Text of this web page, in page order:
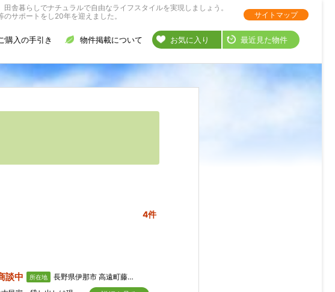
舎暮らしでナチュラルで自由なライフスタイルを実現しましょう。
サポートをし20年を迎えました。
サイトマップ
購入の手引き 物件掲載について お気に入り 最近見た物件
4件
談中 所在地
長野県伊那市 高遠町藤沢御堂垣外4422